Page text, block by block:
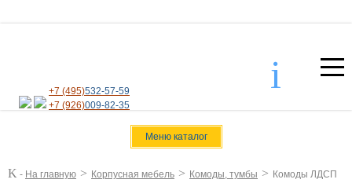
+7 (495)532-57-59
+7 (926)009-82-35
i
Меню каталог
K - На главную > Корпусная мебель > Комоды, тумбы > Комоды ЛДСП